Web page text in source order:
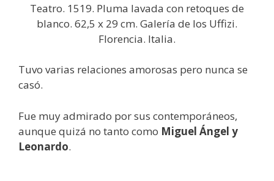
Teatro. 1519. Pluma lavada con retoques de
blanco. 62,5 x 29 cm. Galería de los Uffizi.
Florencia. Italia.
Tuvo varias relaciones amorosas pero nunca se
casó.
Fue muy admirado por sus contemporáneos,
aunque quizá no tanto como Miguel Ángel y
Leonardo.